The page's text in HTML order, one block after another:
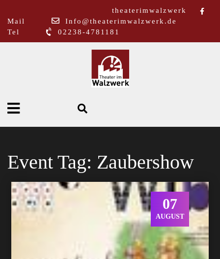
theaterimwalzwerk
Mail
Info@theaterimwalzwerk.de
Tel
02238-4781181
Event Tag: Zaubershow
07
AUGUST